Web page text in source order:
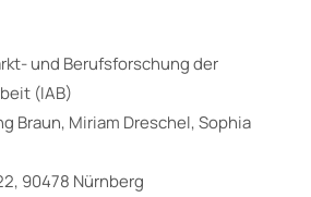
und Berufsforschung der
(IAB)
Braun, Miriam Dreschel, Sophia
90478 Nürnberg